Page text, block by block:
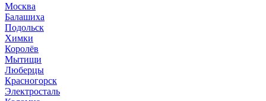
Москва
Балашиха
Подольск
Химки
Королёв
Мытищи
Люберцы
Красногорск
Электросталь